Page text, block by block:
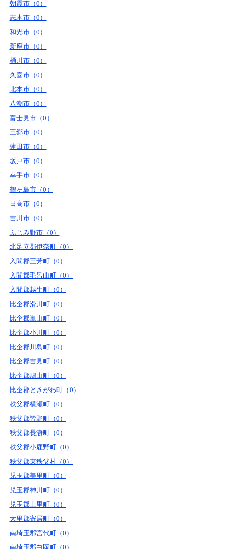
朝霞市（0）
志木市（0）
和光市（0）
新座市（0）
桶川市（0）
久喜市（0）
北本市（0）
八潮市（0）
富士見市（0）
三郷市（0）
蓮田市（0）
坂戸市（0）
幸手市（0）
鶴ヶ島市（0）
日高市（0）
吉川市（0）
ふじみ野市（0）
北足立郡伊奈町（0）
入間郡三芳町（0）
入間郡毛呂山町（0）
入間郡越生町（0）
比企郡滑川町（0）
比企郡嵐山町（0）
比企郡小川町（0）
比企郡川島町（0）
比企郡吉見町（0）
比企郡鳩山町（0）
比企郡ときがわ町（0）
秩父郡横瀬町（0）
秩父郡皆野町（0）
秩父郡長瀞町（0）
秩父郡小鹿野町（0）
秩父郡東秩父村（0）
児玉郡美里町（0）
児玉郡神川町（0）
児玉郡上里町（0）
大里郡寄居町（0）
南埼玉郡宮代町（0）
南埼玉郡白岡町（0）